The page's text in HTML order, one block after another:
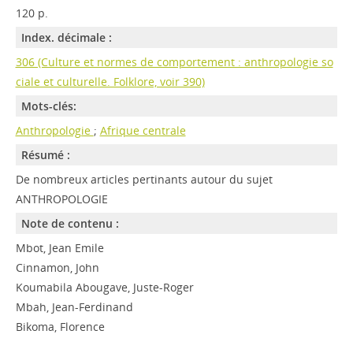
120 p.
Index. décimale :
306 (Culture et normes de comportement : anthropologie so
ciale et culturelle. Folklore, voir 390)
Mots-clés:
Anthropologie ; Afrique centrale
Résumé :
De nombreux articles pertinants autour du sujet
ANTHROPOLOGIE
Note de contenu :
Mbot, Jean Emile
Cinnamon, John
Koumabila Abougave, Juste-Roger
Mbah, Jean-Ferdinand
Bikoma, Florence